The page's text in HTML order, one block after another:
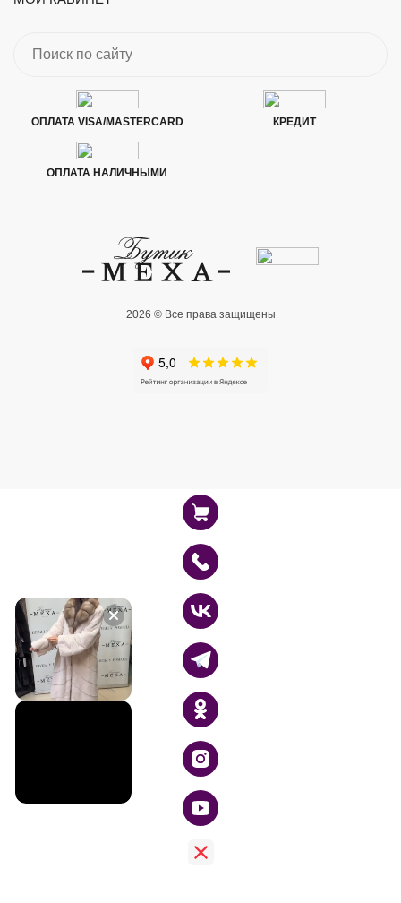
ОПЛАТА VISA/MASTERCARD КРЕДИТ
ОПЛАТА НАЛИЧНЫМИ
2026 © Все права защищены